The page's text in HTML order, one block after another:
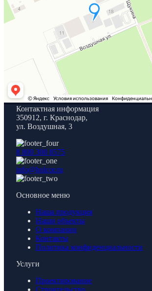
Контактная информация
350912, г. Краснодар,
ул. Воздушная, 3
8 800 300 8575
info@holcor.ru
Основное меню
Наша продукция
Наши объекты
О компании
Контакты
Политика конфиденциальности
Услуги
Проектирование
Строительство